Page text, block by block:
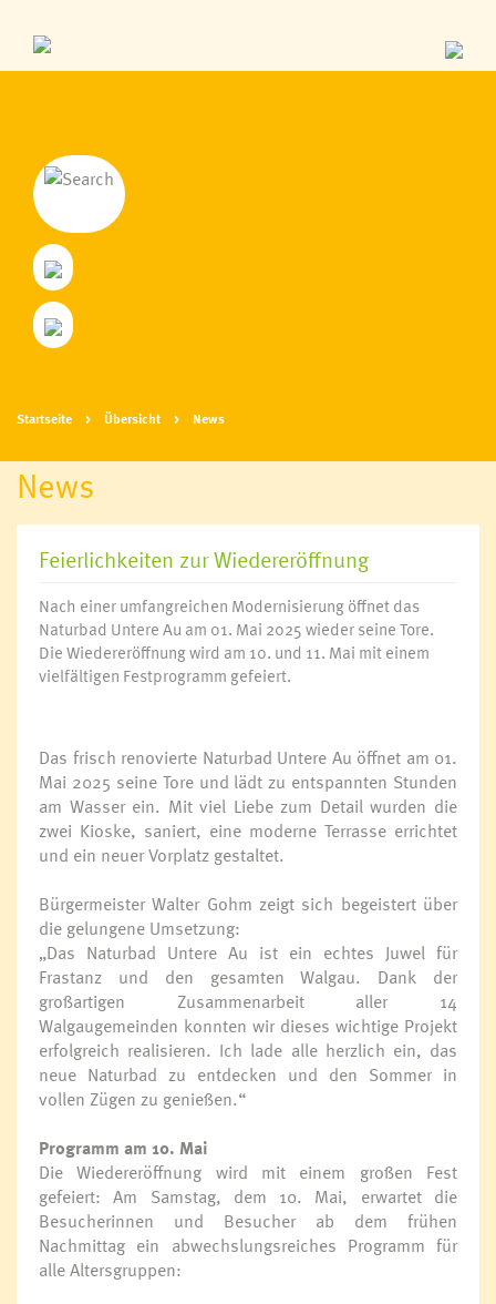
Startseite Übersicht News
News
Feierlichkeiten zur Wiedereröffnung
Nach einer umfangreichen Modernisierung öffnet das
Naturbad Untere Au am 01. Mai 2025 wieder seine Tore.
Die Wiedereröffnung wird am 10. und 11. Mai mit einem
vielfältigen Festprogramm gefeiert.
Das frisch renovierte Naturbad Untere Au öffnet am 01.
Mai 2025 seine Tore und lädt zu entspannten Stunden
am Wasser ein. Mit viel Liebe zum Detail wurden die
zwei Kioske, saniert, eine moderne Terrasse errichtet
und ein neuer Vorplatz gestaltet.
Bürgermeister Walter Gohm zeigt sich begeistert über
die gelungene Umsetzung:
„Das Naturbad Untere Au ist ein echtes Juwel für
Frastanz und den gesamten Walgau. Dank der
großartigen Zusammenarbeit aller 14
Walgaugemeinden konnten wir dieses wichtige Projekt
erfolgreich realisieren. Ich lade alle herzlich ein, das
neue Naturbad zu entdecken und den Sommer in
vollen Zügen zu genießen.“
Programm am 10. Mai
Die Wiedereröffnung wird mit einem großen Fest
gefeiert: Am Samstag, dem 10. Mai, erwartet die
Besucherinnen und Besucher ab dem frühen
Nachmittag ein abwechslungsreiches Programm für
alle Altersgruppen: